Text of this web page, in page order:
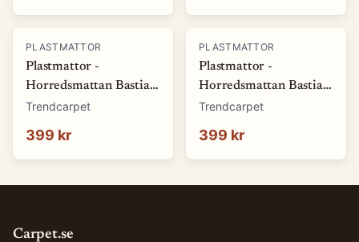
PLASTMATTOR
Plastmattor -
Horredsmattan Bastian
(blå) (Storlek: 70 x 50
Trendcarpet
399 kr
PLASTMATTOR
Plastmattor -
Horredsmattan Bastian
(brun) (Storlek: 70 x 50
Trendcarpet
399 kr
Carpet.se